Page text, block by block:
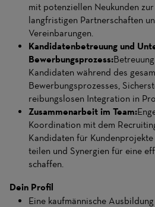
mit potenziellen Neukunden
langfristigen Partnerschaften
Vereinbarungen.
Kandidatenbetreuung und
Bewerbungsprozess:
Kandidaten während des
Bewerbungsprozesses,
reibungslosen Integration in
Zusammenarbeit im Team:
Koordination mit dem
Kandidaten für Kundenprojekte
teilen und Synergien für eine
schaffen.
Dein Profil
Eine kaufmännische